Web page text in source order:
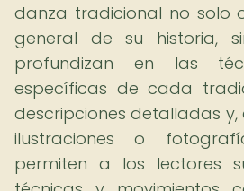
danza tradicional no solo
general de su historia,
profundizan en las
específicas de cada
descripciones detalladas y,
ilustraciones o
permiten a los lectores